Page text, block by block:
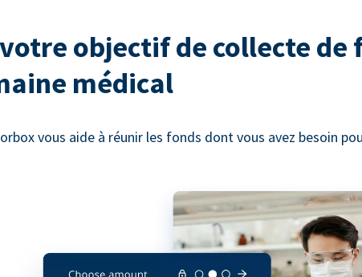
objectif de collecte de
médical
vous aide à réunir les fonds dont vous avez besoin